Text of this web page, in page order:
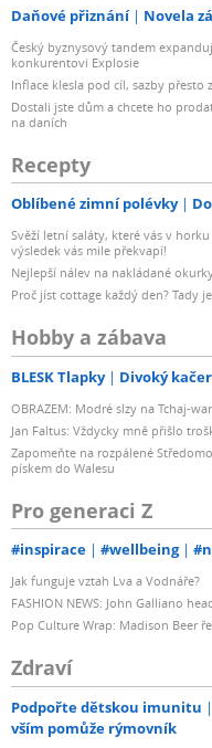
Daňové přiznání Novela
Český byznysový tandem
konkurentovi Explosie
Inflace klesla pod cíl, sazby
Dostali jste dům a chcete ho
na daních
Recepty
Oblíbené zimní polévky
Svěží letní saláty, které vás v
výsledek vás mile překvapí!
Nejlepší nálev na nakládané
Proč jíst cottage každý den? Tady
Hobby a zábava
BLESK Tlapky Divoký kačer
OBRAZEM: Modré slzy na Tchaj-
Jan Faltus: Vždycky mně přišlo
Zapomeňte na rozpálené
pískem do Walesu
Pro generaci Z
#inspirace #wellbeing
Jak funguje vztah Lva a Vodnáře?
FASHION NEWS: John Galliano
Pop Culture Wrap: Madison Beer
Zdraví
Podpořte dětskou imunitu
vším pomůže rýmovník